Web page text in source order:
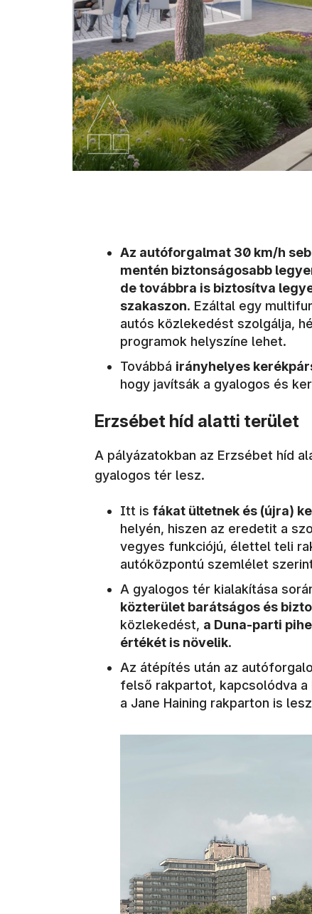
Az autóforgalmat 30 km/h
mentén biztonságosabb
de továbbra is biztosítva
szakaszon. Ezáltal egy
autós közlekedést szolgálja,
programok helyszíne lehet.
Továbbá irányhelyes
hogy javítsák a gyalogos és
Erzsébet híd alatti terület
A pályázatokban az Erzsébet híd
gyalogos tér lesz.
Itt is fákat ültetnek és (újra)
helyén, hiszen az eredetit a
vegyes funkciójú, élettel teli
autóközpontú szemlélet
A gyalogos tér kialakítása
közterület barátságos és
közlekedést, a Duna-parti
értékét is növelik.
Az átépítés után az
felső rakpartot, kapcsolódva a
a Jane Haining rakparton is